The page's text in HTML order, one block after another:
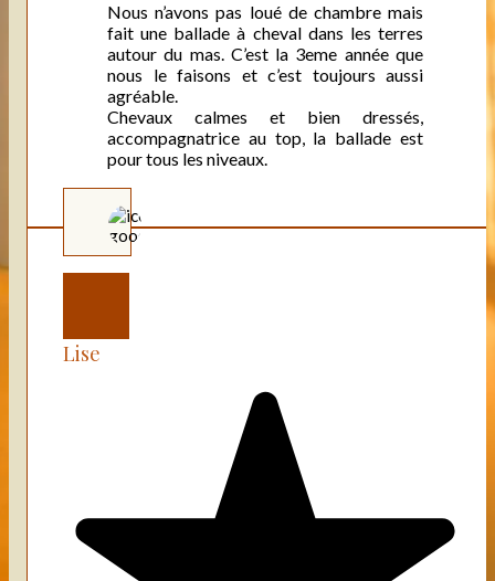
Nous n’avons pas loué de chambre mais
fait une ballade à cheval dans les terres
autour du mas. C’est la 3eme année que
nous le faisons et c’est toujours aussi
agréable.
Chevaux calmes et bien dressés,
accompagnatrice au top, la ballade est
pour tous les niveaux.
Lise